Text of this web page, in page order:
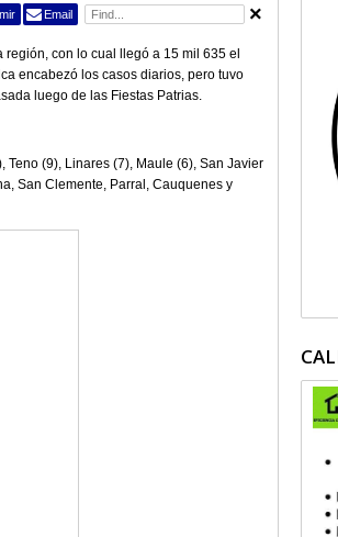
Email
con lo cual llegó a 15 mil 635 el
encabezó los casos diarios, pero tuvo
luego de las Fiestas Patrias.
(9), Linares (7), Maule (6), San Javier
San Clemente, Parral, Cauquenes y